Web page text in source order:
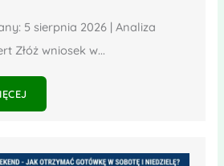
5 sierpnia 2026 | Analiza
Złóż wniosek w...